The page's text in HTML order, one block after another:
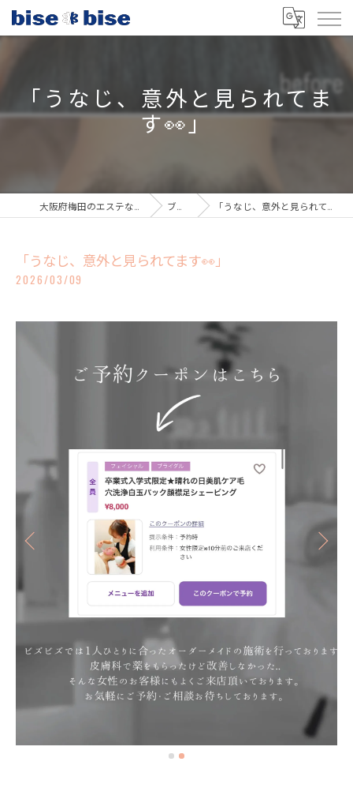
「うなじ、意外と見られてま
す👀」
大阪府梅田のエステならbisebise ブログ 「うなじ、意外と見られてます👀」
「うなじ、意外と見られてます👀」
2026/03/09